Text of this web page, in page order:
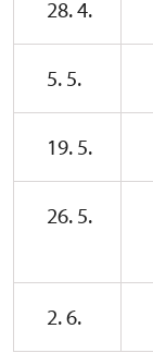
28. 4.
5. 5.
19. 5.
26. 5.
2. 6.